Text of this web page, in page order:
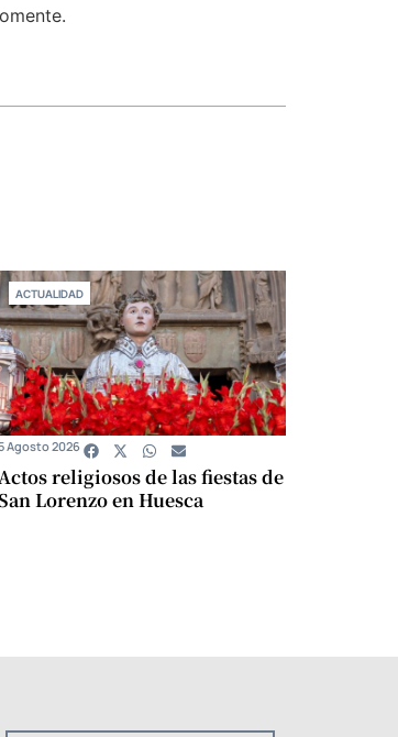
ACTUALIDAD
Actos religiosos de las fiestas de
Lorenzo en Huesca
Agosto 2026